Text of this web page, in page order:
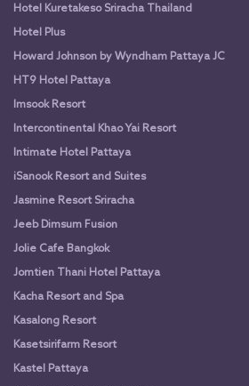
Hotel Kuretakeso Sriracha Thailand
Hotel Plus
Howard Johnson by Wyndham Pattaya JC
HT9 Hotel Pattaya
Imsook Resort
Intercontinental Khao Yai Resort
Intimate Hotel Pattaya
iSanook Resort and Suites
Jasmine Resort Sriracha
Jeeb Dimsum Fusion
Jolie Cafe Bangkok
Jomtien Thani Hotel Pattaya
Kacha Resort and Spa
Kasalong Resort
Kasetsirifarm Resort
Kastel Pattaya